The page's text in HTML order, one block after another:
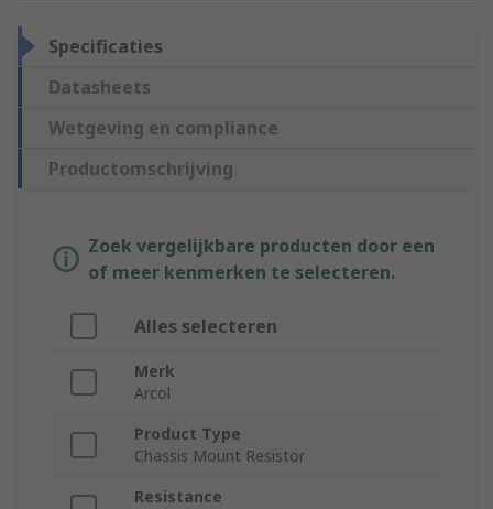
Specificaties
Datasheets
Wetgeving en compliance
Productomschrijving
Zoek vergelijkbare producten door een
of meer kenmerken te selecteren.
Alles selecteren
Merk
Arcol
Product Type
Chassis Mount Resistor
Resistance